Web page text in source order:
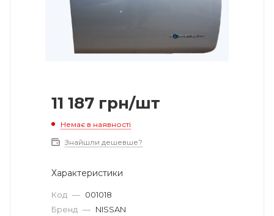
11 187 грн/шт
Немає в наявності
Знайшли дешевше?
Характеристики
Код — 001018
Бренд — NISSAN